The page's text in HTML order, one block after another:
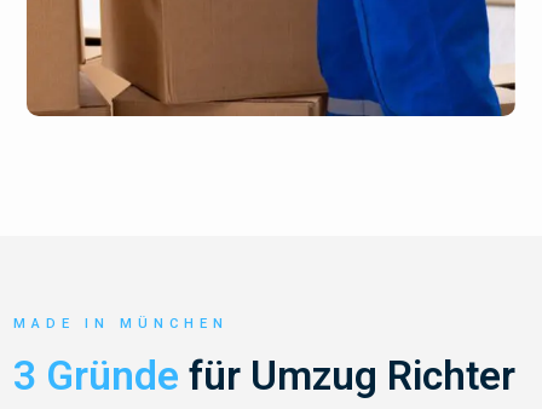
MADE IN MÜNCHEN
3 Gründe für Umzug Richter